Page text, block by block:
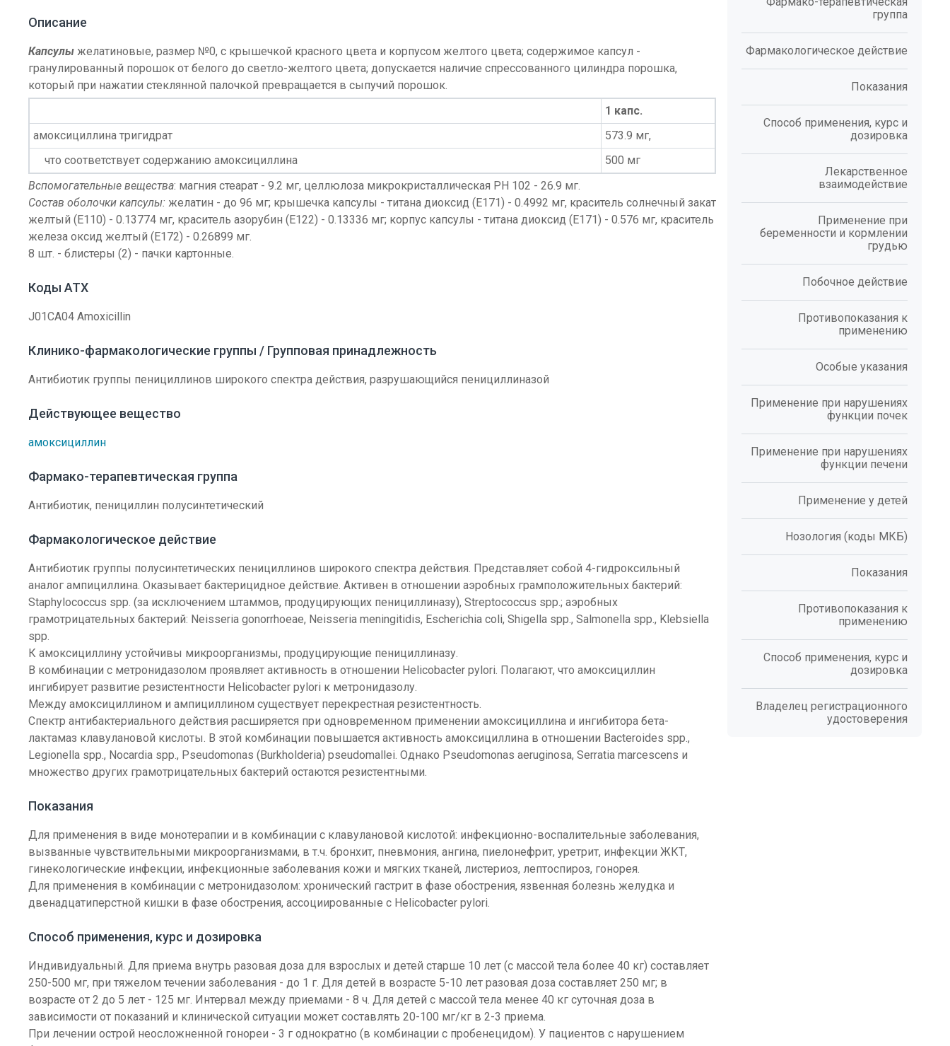
группа
Фармакологическое действие
Показания
Способ применения, курс и
дозировка
Лекарственное
взаимодействие
Применение при
беременности и кормлении
грудью
Побочное действие
Противопоказания к
применению
Особые указания
Применение при нарушениях
функции почек
Применение при нарушениях
функции печени
Применение у детей
Нозология (коды МКБ)
Показания
Противопоказания к
применению
Способ применения, курс и
дозировка
Владелец регистрационного
удостоверения
Описание
Капсулы желатиновые, размер №0, с крышечкой красного цвета и корпусом желтого цвета; содержимое капсул -
гранулированный порошок от белого до светло-желтого цвета; допускается наличие спрессованного цилиндра порошка,
который при нажатии стеклянной палочкой превращается в сыпучий порошок.
1 капс.
амоксициллина тригидрат
573.9 мг,
что соответствует содержанию амоксициллина
500 мг
Вспомогательные вещества: магния стеарат - 9.2 мг, целлюлоза микрокристаллическая PH 102 - 26.9 мг.
Состав оболочки капсулы: желатин - до 96 мг; крышечка капсулы - титана диоксид (Е171) - 0.4992 мг, краситель солнечный закат
желтый (Е110) - 0.13774 мг, краситель азорубин (Е122) - 0.13336 мг; корпус капсулы - титана диоксид (Е171) - 0.576 мг, краситель
железа оксид желтый (Е172) - 0.26899 мг.
8 шт. - блистеры (2) - пачки картонные.
Коды АТХ
J01CA04 Amoxicillin
Клинико-фармакологические группы / Групповая принадлежность
Антибиотик группы пенициллинов широкого спектра действия, разрушающийся пенициллиназой
Действующее вещество
амоксициллин
Фармако-терапевтическая группа
Антибиотик, пенициллин полусинтетический
Фармакологическое действие
Антибиотик группы полусинтетических пенициллинов широкого спектра действия. Представляет собой 4-гидроксильный
аналог ампициллина. Оказывает бактерицидное действие. Активен в отношении аэробных грамположительных бактерий:
Staphylococcus spp. (за исключением штаммов, продуцирующих пенициллиназу), Streptococcus spp.; аэробных
грамотрицательных бактерий: Neisseria gonorrhoeae, Neisseria meningitidis, Escherichia coli, Shigella spp., Salmonella spp., Klebsiella
spp.
К амоксициллину устойчивы микроорганизмы, продуцирующие пенициллиназу.
В комбинации с метронидазолом проявляет активность в отношении Helicobacter pylori. Полагают, что амоксициллин
ингибирует развитие резистентности Helicobacter pylori к метронидазолу.
Между амоксициллином и ампициллином существует перекрестная резистентность.
Спектр антибактериального действия расширяется при одновременном применении амоксициллина и ингибитора бета-
лактамаз клавулановой кислоты. В этой комбинации повышается активность амоксициллина в отношении Bacteroides spp.,
Legionella spp., Nocardia spp., Pseudomonas (Burkholderia) pseudomallei. Однако Pseudomonas aeruginosa, Serratia marcescens и
множество других грамотрицательных бактерий остаются резистентными.
Показания
Для применения в виде монотерапии и в комбинации с клавулановой кислотой: инфекционно-воспалительные заболевания,
вызванные чувствительными микроорганизмами, в т.ч. бронхит, пневмония, ангина, пиелонефрит, уретрит, инфекции ЖКТ,
гинекологические инфекции, инфекционные заболевания кожи и мягких тканей, листериоз, лептоспироз, гонорея.
Для применения в комбинации с метронидазолом: хронический гастрит в фазе обострения, язвенная болезнь желудка и
двенадцатиперстной кишки в фазе обострения, ассоциированные с Helicobacter pylori.
Способ применения, курс и дозировка
Индивидуальный. Для приема внутрь разовая доза для взрослых и детей старше 10 лет (с массой тела более 40 кг) составляет
250-500 мг, при тяжелом течении заболевания - до 1 г. Для детей в возрасте 5-10 лет разовая доза составляет 250 мг; в
возрасте от 2 до 5 лет - 125 мг. Интервал между приемами - 8 ч. Для детей с массой тела менее 40 кг суточная доза в
зависимости от показаний и клинической ситуации может составлять 20-100 мг/кг в 2-3 приема.
При лечении острой неосложненной гонореи - 3 г однократно (в комбинации с пробенецидом). У пациентов с нарушением